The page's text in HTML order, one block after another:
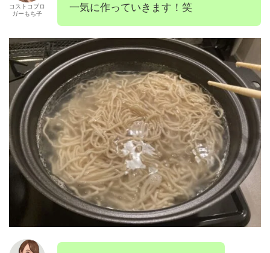
コストコブロ
ガーもち子
一気に作っていきます！笑